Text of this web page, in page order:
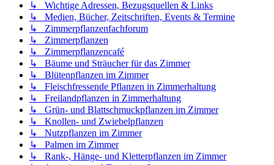
↳ Wichtige Adressen, Bezugsquellen & Links
↳ Medien, Bücher, Zeitschriften, Events & Termine
↳ Zimmerpflanzenfachforum
↳ Zimmerpflanzen
↳ Zimmerpflanzencafé
↳ Bäume und Sträucher für das Zimmer
↳ Blütenpflanzen im Zimmer
↳ Fleischfressende Pflanzen in Zimmerhaltung
↳ Freilandpflanzen in Zimmerhaltung
↳ Grün- und Blattschmuckpflanzen im Zimmer
↳ Knollen- und Zwiebelpflanzen
↳ Nutzpflanzen im Zimmer
↳ Palmen im Zimmer
↳ Rank-, Hänge- und Kletterpflanzen im Zimmer